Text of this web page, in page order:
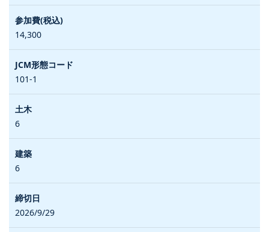
14,300
101-1
6
6
2026/9/29